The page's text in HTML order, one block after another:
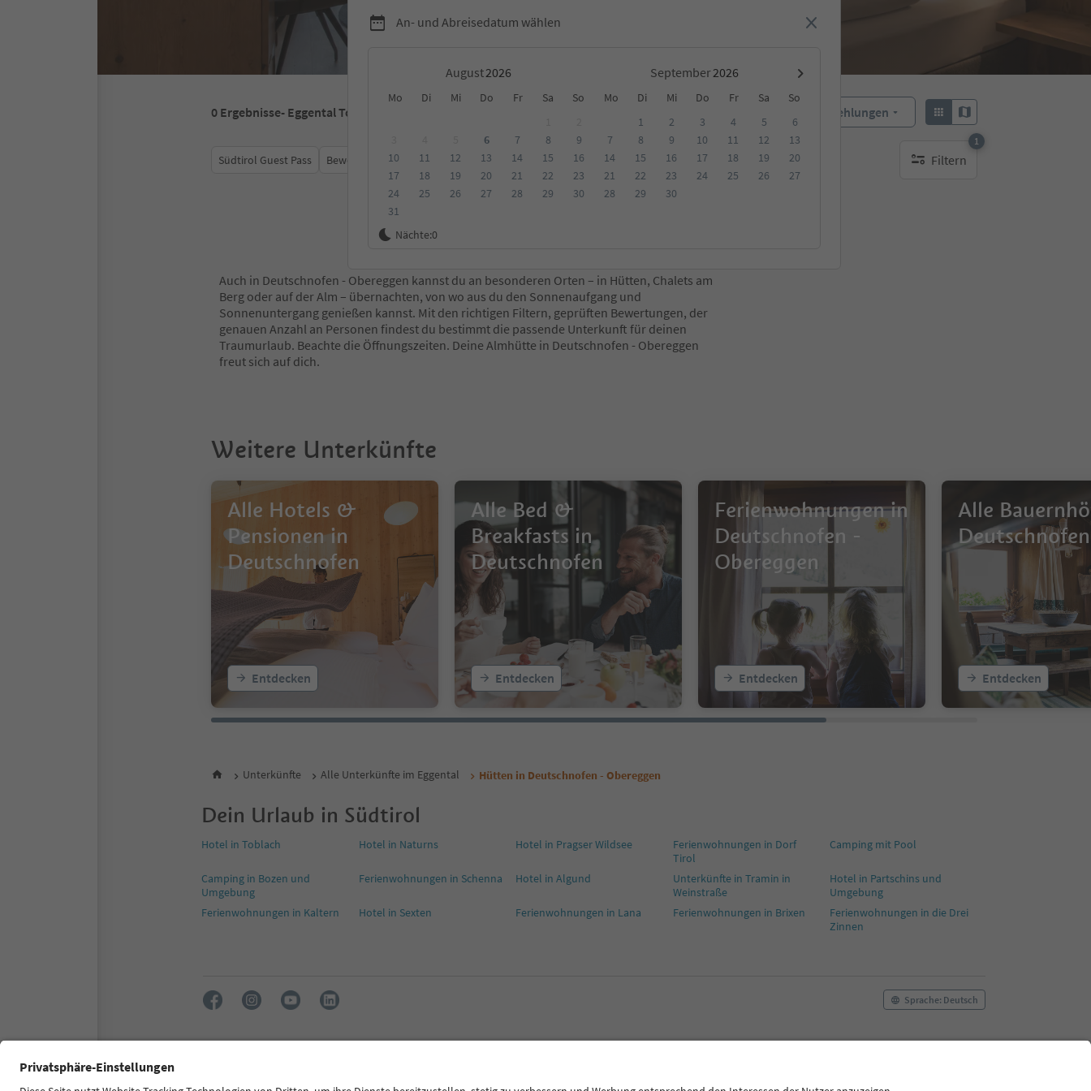
An- und Abreisedatum wählen
August September
Mo Di Mi Do Fr Sa So Mo Di Mi Do Fr Sa
So
6 7 8
9
10
11 12 13 14 15
16
17
18 19 20 21 22
23
24
25 26 27 28 29
30
31
1 2 3 4 5
6
7
8 9 10 11 12
13
14
15 16 17 18 19
20
21
22 23 24 25 26
27
28
29 30
Nächte:0
0 Ergebnisse- Eggental Tourismus Empfehlungen
Südtirol Guest Pass Bewertungen Kategorie Verpflegungsart Nachhaltige Unterkunft Filtern
1
1 aktiver Filter
Auch in Deutschnofen - Obereggen kannst du an besonderen Orten – in Hütten, Chalets am
Berg oder auf der Alm – übernachten, von wo aus du den Sonnenaufgang und
Sonnenuntergang genießen kannst. Mit den richtigen Filtern, geprüften Bewertungen, der
genauen Anzahl an Personen findest du bestimmt die passende Unterkunft für deinen
Traumurlaub. Beachte die Öffnungszeiten. Deine Almhütte in Deutschnofen - Obereggen
freut sich auf dich.
Weitere Unterkünfte
Alle Hotels &
Pensionen in
Deutschnofen
Entdecken
Alle Bed &
Breakfasts in
Deutschnofen
Entdecken
Ferienwohnungen in
Deutschnofen -
Obereggen
Entdecken
Alle
Deutschnofen
Entdecken
Unterkünfte Alle Unterkünfte im Eggental Hütten in Deutschnofen - Obereggen
Dein Urlaub in Südtirol
Hotel in Toblach Hotel in Naturns Hotel in Pragser Wildsee
Ferienwohnungen in Dorf
Tirol
Camping mit Pool
Camping in Bozen und
Umgebung
Ferienwohnungen in Schenna Hotel in Algund
Unterkünfte in Tramin in
Weinstraße
Hotel in Partschins und
Umgebung
Ferienwohnungen in Kaltern
Hotel in Sexten Ferienwohnungen in Lana Ferienwohnungen in Brixen
Ferienwohnungen in die Drei
Zinnen
Sprache: Deutsch